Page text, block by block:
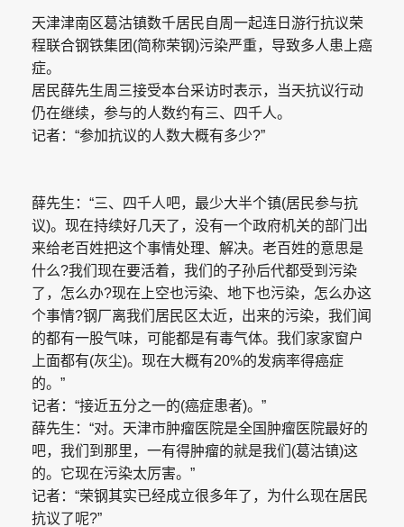
天津津南区葛沽镇数千居民自周一起连日游行抗议荣
程联合钢铁集团(简称荣钢)污染严重，导致多人患上癌
症。
居民薛先生周三接受本台采访时表示，当天抗议行动
仍在继续，参与的人数约有三、四千人。
记者：“参加抗议的人数大概有多少?”
薛先生：“三、四千人吧，最少大半个镇(居民参与抗
议)。现在持续好几天了，没有一个政府机关的部门出
来给老百姓把这个事情处理、解决。老百姓的意思是
什么?我们现在要活着，我们的子孙后代都受到污染
了，怎么办?现在上空也污染、地下也污染，怎么办这
个事情?钢厂离我们居民区太近，出来的污染，我们闻
的都有一股气味，可能都是有毒气体。我们家家窗户
上面都有(灰尘)。现在大概有20%的发病率得癌症
的。”
记者：“接近五分之一的(癌症患者)。”
薛先生：“对。天津市肿瘤医院是全国肿瘤医院最好的
吧，我们到那里，一有得肿瘤的就是我们(葛沽镇)这
的。它现在污染太厉害。”
记者：“荣钢其实已经成立很多年了，为什么现在居民
抗议了呢?”